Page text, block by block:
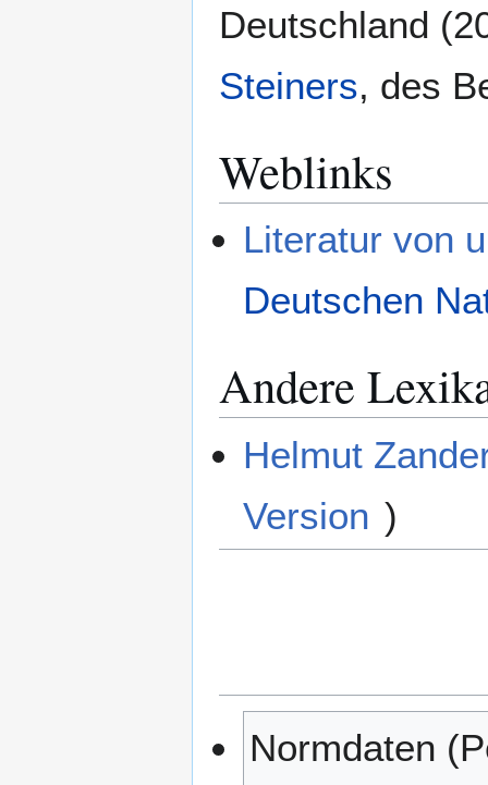
Deutschland
Steiners, des
Weblinks
Literatur von
Deutschen
Andere
Helmut
Version )
Normdaten